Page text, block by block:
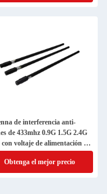
de interferencia anti-
de 433mhz 0.9G 1.5G 2.4G
con voltaje de alimentación de
5.0V
Obtenga el mejor precio